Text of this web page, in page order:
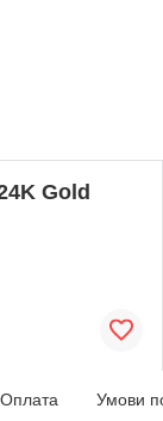
Gold
Оплата Умови